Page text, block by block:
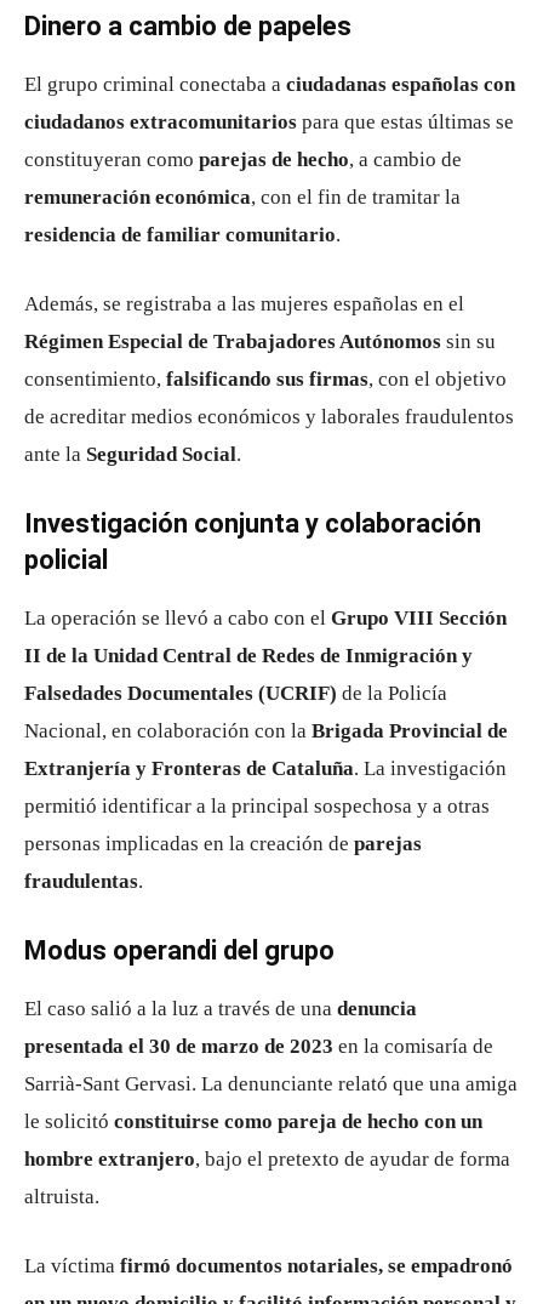
Dinero a cambio de papeles
El grupo criminal conectaba a ciudadanas españolas con
ciudadanos extracomunitarios para que estas últimas se
constituyeran como parejas de hecho, a cambio de
remuneración económica, con el fin de tramitar la
residencia de familiar comunitario.
Además, se registraba a las mujeres españolas en el
Régimen Especial de Trabajadores Autónomos sin su
consentimiento, falsificando sus firmas, con el objetivo
de acreditar medios económicos y laborales fraudulentos
ante la Seguridad Social.
Investigación conjunta y colaboración
policial
La operación se llevó a cabo con el Grupo VIII Sección
II de la Unidad Central de Redes de Inmigración y
Falsedades Documentales (UCRIF) de la Policía
Nacional, en colaboración con la Brigada Provincial de
Extranjería y Fronteras de Cataluña. La investigación
permitió identificar a la principal sospechosa y a otras
personas implicadas en la creación de parejas
fraudulentas.
Modus operandi del grupo
El caso salió a la luz a través de una denuncia
presentada el 30 de marzo de 2023 en la comisaría de
Sarrià-Sant Gervasi. La denunciante relató que una amiga
le solicitó constituirse como pareja de hecho con un
hombre extranjero, bajo el pretexto de ayudar de forma
altruista.
La víctima firmó documentos notariales, se empadronó